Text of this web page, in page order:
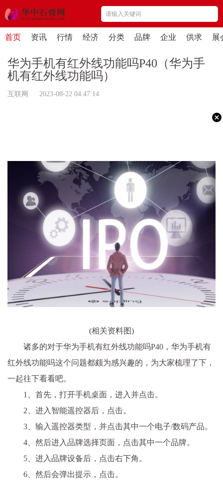
首页 资讯 行情 经济 分类 品牌 企业 供求 展
华为手机有红外线功能吗P40（华为手
机有红外线功能吗）
互联网 2023-08-22 04:47:14
(相关资料图)
诸多的对于华为手机有红外线功能吗P40，华为手机有
红外线功能吗这个问题都颇为感兴趣的，为大家梳理了下，
一起往下看看吧。
1、首先，打开手机桌面，进入并点击。
2、进入智能遥控器后，点击。
3、输入遥控器类型，并点击其中一个电子/数码产品。
4、然后进入品牌选择页面，点击其中一个品牌。
5、进入品牌设备后，点击右下角。
6、然后会弹出提示，点击。